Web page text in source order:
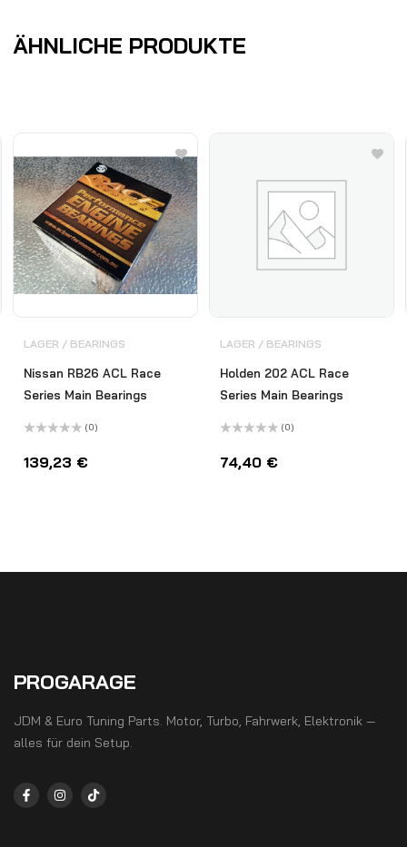
ÄHNLICHE PRODUKTE
LAGER / BEARINGS
Nissan RB26 ACL Race
Series Main Bearings
mit
0
(0)
139,23 €
LAGER / BEARINGS
Holden 202 ACL Race
Series Main Bearings
mit
0
(0)
74,40 €
PROGARAGE
JDM & Euro Tuning Parts. Motor, Turbo, Fahrwerk, Elektronik —
alles für dein Setup.